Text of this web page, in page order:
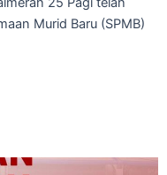
Murid Baru (SPMB)